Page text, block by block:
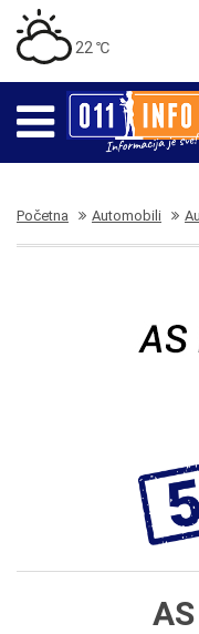
22 ℃
Početna Automobili